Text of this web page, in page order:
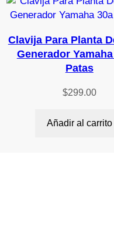
Clavija Para Planta
Generador
Patas
$299.00
Añadir al carrito